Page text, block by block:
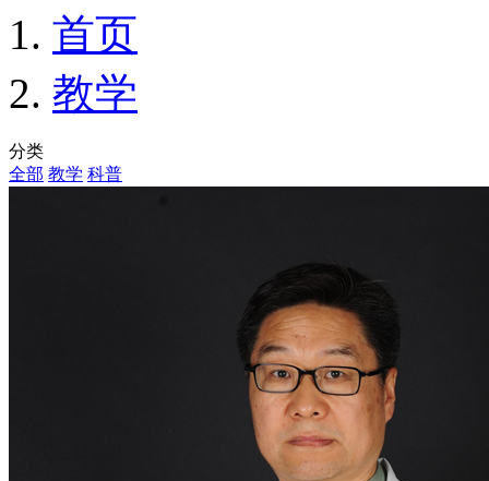
首页
教学
分类
全部 教学 科普